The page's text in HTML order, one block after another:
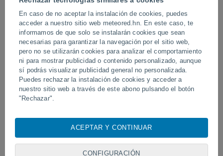
En caso de no aceptar la instalación de cookies, puedes
acceder a nuestro sitio web meteored.hn. En este caso, te
informamos de que solo se instalarán cookies que sean
necesarias para garantizar la navegación por el sitio web,
pero no se utilizarán cookies para analizar el comportamiento
ni para mostrar publicidad o contenido personalizado, aunque
sí podrás visualizar publicidad general no personalizada.
Puedes rechazar la instalación de cookies y acceder a
nuestro sitio web a través de este abono pulsando el botón
"Rechazar".
cookies, identificadores únicos o tecnologías similares para
visita en este sitio web, las direcciones IP y los
identificadores de cookies. Es posible que algunos
ACEPTAR Y CONTINUAR
CONFIGURACIÓN
Tornados y lluvias torrenciales en
Pelotas, Brasil.
Un rayo impactó en un
fútbol en Narathiwat,
Síguenos